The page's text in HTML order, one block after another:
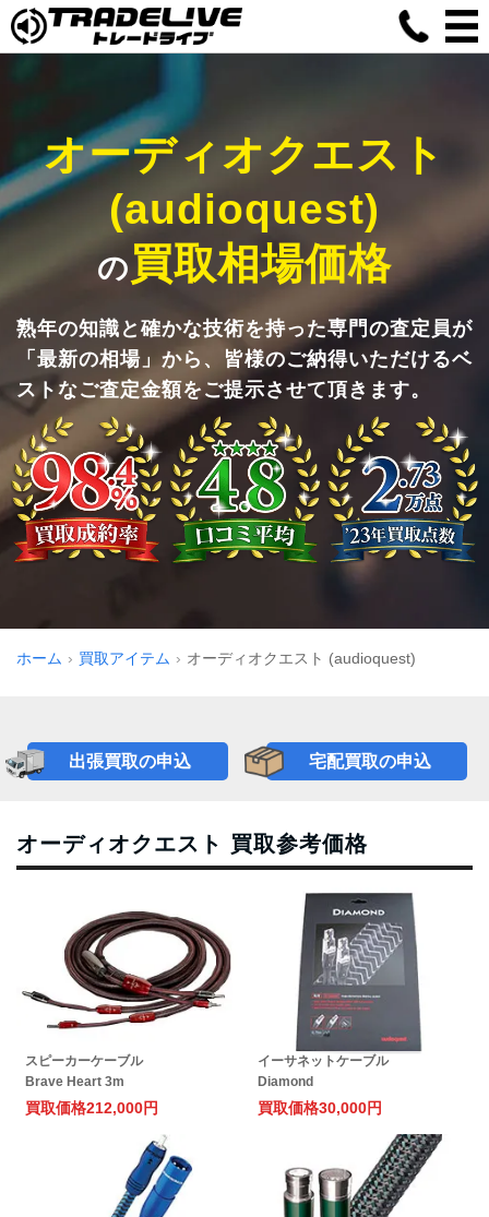
オーディオクエスト
(audioquest)
の買取相場価格
熟年の知識と確かな技術を持った専門の査定員が
「最新の相場」から、皆様のご納得いただけるベ
ストなご査定金額をご提示させて頂きます。
ホーム 買取アイテム オーディオクエスト (audioquest)
出張買取の申込 宅配買取の申込
オーディオクエスト 買取参考価格
スピーカーケーブル
Brave Heart 3m
買取価格212,000円
イーサネットケーブル
Diamond
買取価格30,000円